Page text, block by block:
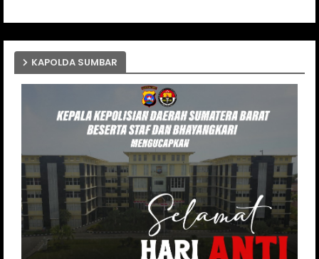
KAPOLDA SUMBAR